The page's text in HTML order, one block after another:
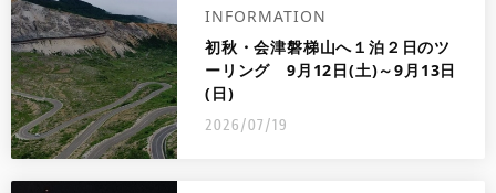
INFORMATION
初秋・会津磐梯山へ１泊２日のツ
ーリング 9月12日(土)～9月13日
(日)
2026/07/19